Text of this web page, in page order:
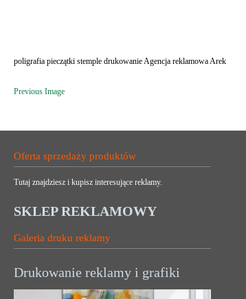
poligrafia pieczątki stemple drukowanie Agencja reklamowa Arek
Previous Image
Oferta sprzedaży produktów
Tutaj znajdziesz i kupisz interesujące reklamy.
SKLEP REKLAMOWY
Galeria druku reklamy
Drukowanie reklamy i grafiki